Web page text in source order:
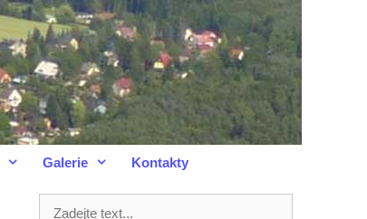
Galerie Kontakty